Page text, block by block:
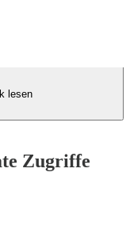
lesen
Zugriffe